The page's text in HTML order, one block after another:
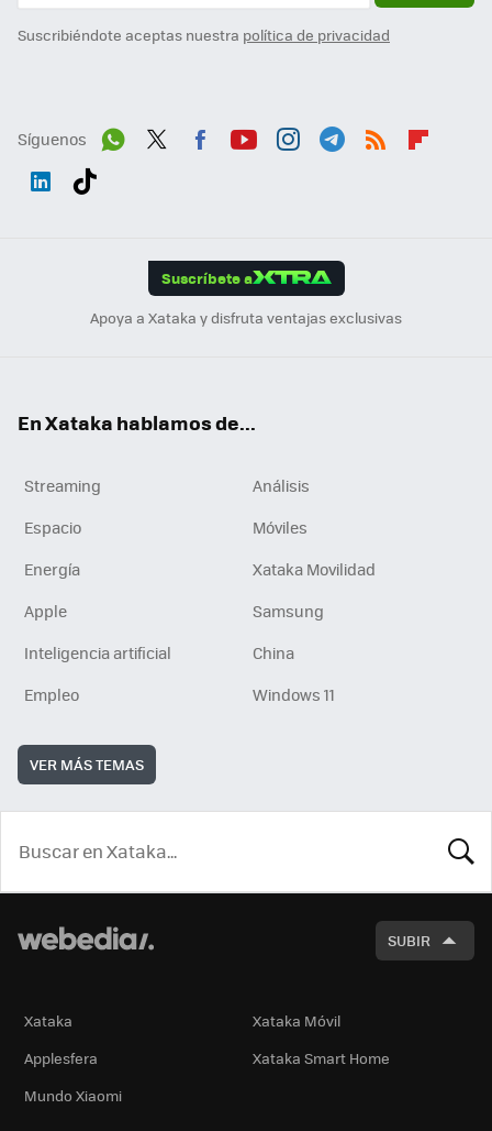
Suscribiéndote aceptas nuestra política de privacidad
Síguenos
Suscríbete a
Apoya a Xataka y disfruta ventajas exclusivas
En Xataka hablamos de...
Streaming
Análisis
Espacio
Móviles
Energía
Xataka Movilidad
Apple
Samsung
Inteligencia artificial
China
Empleo
Windows 11
VER MÁS TEMAS
SUBIR
Xataka
Xataka Móvil
Applesfera
Xataka Smart Home
Mundo Xiaomi